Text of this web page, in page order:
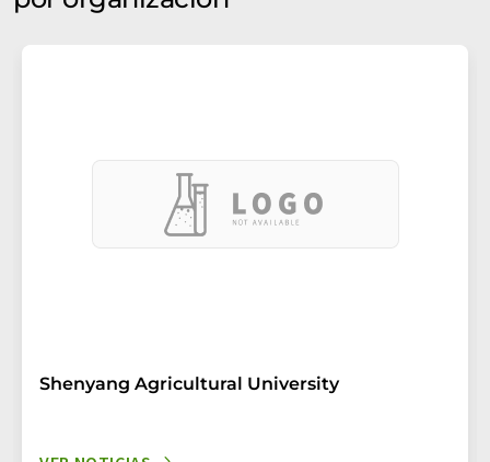
Shenyang Agricultural University